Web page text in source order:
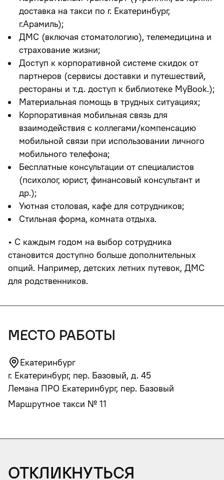
доставка на такси по г. Екатеринбург,
г.Арамиль);
ДМС (включая стоматологию), телемедицина и
страхование жизни;
Доступ к корпоративной системе скидок от
партнеров (сервисы доставки и путешествий,
рестораны и т.д. доступ к библиотеке MyBook.);
Материальная помощь в трудных ситуациях;
Корпоративная мобильная связь для
взаимодействия с коллегами/компенсацию
мобильной связи при использовании личного
мобильного телефона;
Бесплатные консультации от специалистов
(психолог, юрист, финансовый консультант и
др.);
Уютная столовая, кафе для сотрудников;
Стильная форма, комната отдыха.
• С каждым годом на выбор сотрудника
становится доступно больше дополнительных
опций. Например, детских летних путевок, ДМС
для родственников.
место работы
Екатеринбург
г. Екатеринбург, пер. Базовый, д. 45
Лемана ПРО Екатеринбург, пер. Базовый
Маршрутное такси № 11
Откликнуться